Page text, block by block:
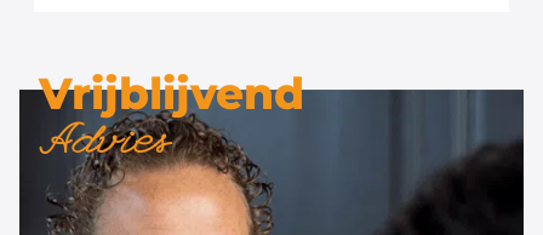
Vrijblijvend
Advies